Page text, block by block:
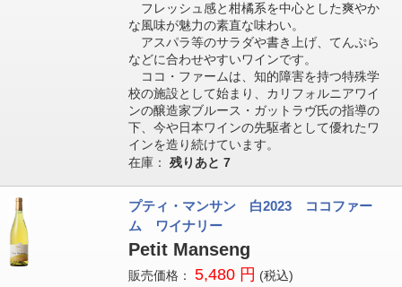
フレッシュ感と柑橘系を中心とした爽やか
な風味が魅力の素直な味わい。
アスパラ等のサラダや書き上げ、てんぷら
などに合わせやすいワインです。
ココ・ファームは、知的障害を持つ特殊学
校の施設として始まり、カリフォルニアワイ
ンの醸造家ブルース・ガットラヴ氏の指導の
下、今や日本ワインの先駆者として優れたワ
インを造り続けています。
在庫： 残りあと 7
プティ・マンサン 白2023 ココファー
ム ワイナリー
Petit Manseng
販売価格： 5,480 円 (税込)